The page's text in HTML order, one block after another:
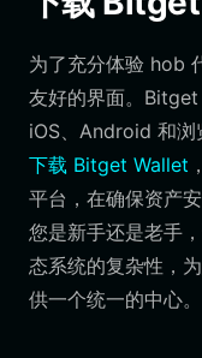
为了充分体验 hob
友好的界面。
iOS、Android 和浏
下载 Bitget Wallet
平台，在确保资产
您是新手还是老手
态系统的复杂性，
供一个统一的中心。